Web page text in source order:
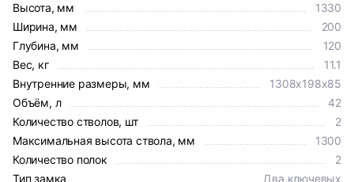
Высота, мм
1330
Ширина, мм
200
Глубина, мм
120
Вес, кг
11.1
Внутренние размеры, мм
1308x198x85
Объём, л
42
Количество стволов, шт
2
Максимальная высота ствола, мм
1300
Количество полок
2
Тип замка
Два ключевых